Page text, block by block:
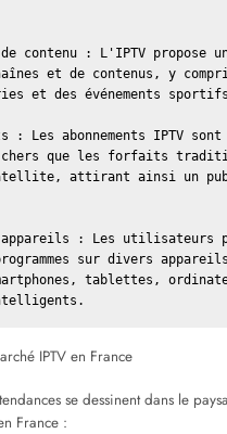
contenu : L'IPTV propose
et de contenus, y
et des événements
: Les abonnements IPTV sont
chers que les forfaits
attirant ainsi un
appareils : Les utilisateurs
sur divers
tablettes,
IPTV en France
se dessinent dans le
France :